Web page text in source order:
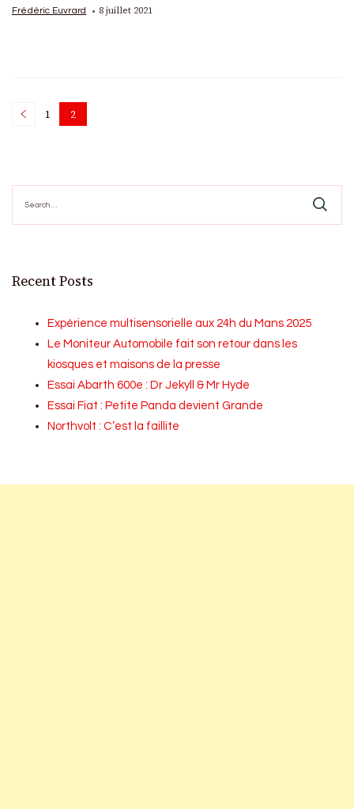
Frédéric Euvrard 8 juillet 2021
Posts
Page
1 Page
2
for:
Recent Posts
Expérience multisensorielle aux 24h du Mans 2025
Le Moniteur Automobile fait son retour dans les
kiosques et maisons de la presse
Essai Abarth 600e : Dr Jekyll & Mr Hyde
Essai Fiat : Petite Panda devient Grande
Northvolt : C’est la faillite